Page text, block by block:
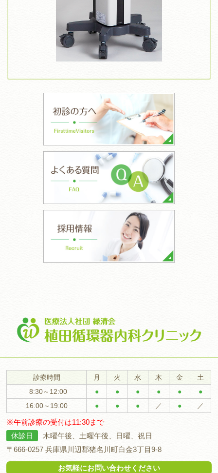
診療時間 月 火 水 木 金
土
8:30～12:00
● ● ● ● ●
●
16:00～19:00
● ● ● ／ ● ／
※午前診療の受付は11:30まで
休診日
木曜午後、土曜午後、日曜、祝日
〒666-0257兵庫県川辺郡猪名川町白金3丁目9-8
お気軽にお問い合わせください